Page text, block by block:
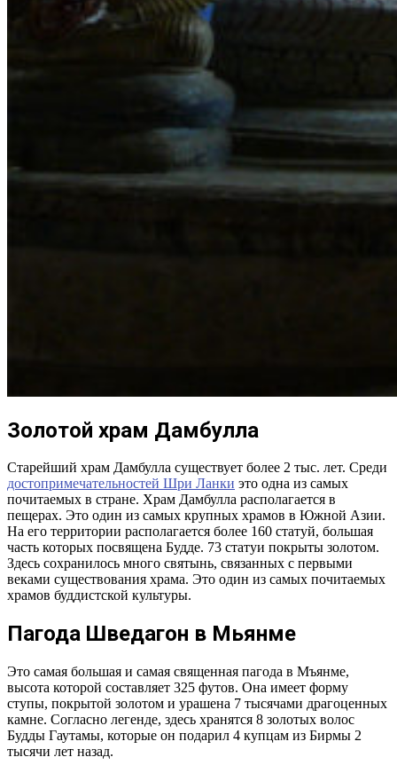
Золотой храм Дамбулла
Старейший храм Дамбулла существует более 2 тыс. лет. Среди
достопримечательностей Шри Ланки это одна из самых
почитаемых в стране. Храм Дамбулла располагается в
пещерах. Это один из самых крупных храмов в Южной Азии.
На его территории располагается более 160 статуй, большая
часть которых посвящена Будде. 73 статуи покрыты золотом.
Здесь сохранилось много святынь, связанных с первыми
веками существования храма. Это один из самых почитаемых
храмов буддистской культуры.
Пагода Шведагон в Мьянме
Это самая большая и самая священная пагода в Мъянме,
высота которой составляет 325 футов. Она имеет форму
ступы, покрытой золотом и урашена 7 тысячами драгоценных
камне. Согласно легенде, здесь хранятся 8 золотых волос
Будды Гаутамы, которые он подарил 4 купцам из Бирмы 2
тысячи лет назад.